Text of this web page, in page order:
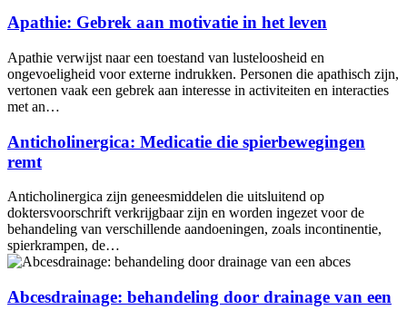
Apathie: Gebrek aan motivatie in het leven
Apathie verwijst naar een toestand van lusteloosheid en
ongevoeligheid voor externe indrukken. Personen die apathisch zijn,
vertonen vaak een gebrek aan interesse in activiteiten en interacties
met an…
Anticholinergica: Medicatie die spierbewegingen
remt
Anticholinergica zijn geneesmiddelen die uitsluitend op
doktersvoorschrift verkrijgbaar zijn en worden ingezet voor de
behandeling van verschillende aandoeningen, zoals incontinentie,
spierkrampen, de…
Abcesdrainage: behandeling door drainage van een